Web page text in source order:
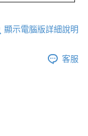
顯示電腦版詳細說明
客服